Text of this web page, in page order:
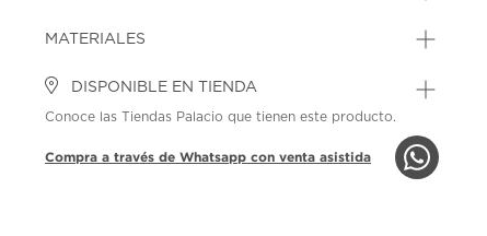
MATERIALES
DISPONIBLE EN TIENDA
Conoce las Tiendas Palacio que tienen este producto.
Compra a través de Whatsapp con venta asistida